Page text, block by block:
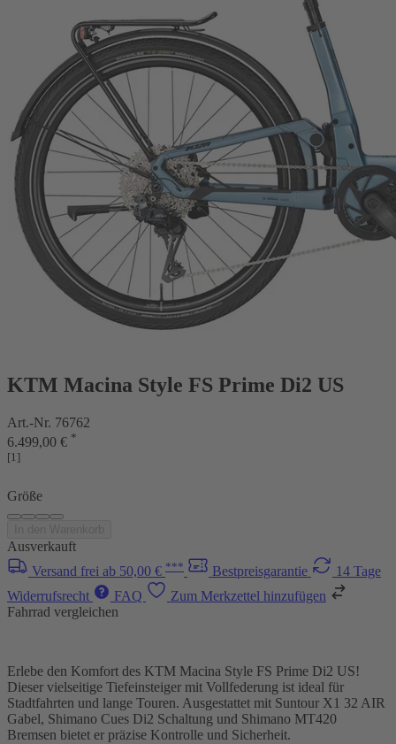
KTM Macina Style FS Prime Di2 US
Art.-Nr. 76762
6.499,00 € *
[1]
Größe
Ausverkauft
Versand frei ab 50,00 € *** Bestpreisgarantie
14 Tage
Widerrufsrecht
FAQ
Zum Merkzettel hinzufügen
Fahrrad vergleichen
Erlebe den Komfort des KTM Macina Style FS Prime Di2 US!
Dieser vielseitige Tiefeinsteiger mit Vollfederung ist ideal für
Stadtfahrten und lange Touren. Ausgestattet mit Suntour X1 32 AIR
Gabel, Shimano Cues Di2 Schaltung und Shimano MT420
Bremsen bietet er präzise Kontrolle und Sicherheit.